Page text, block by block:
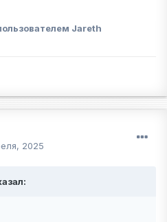
Jareth
2025